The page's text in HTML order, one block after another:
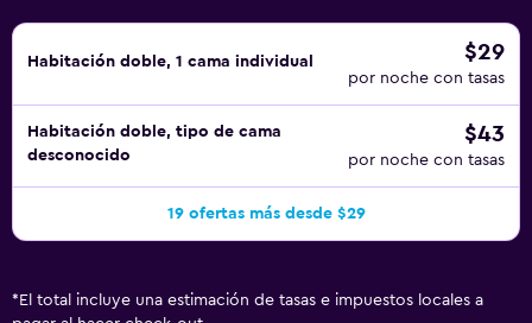
Habitación doble, 1 cama individual $29
por noche con tasas
Habitación doble, tipo de cama
desconocido
$43
por noche con tasas
19 ofertas más desde $29
* El total incluye una estimación de tasas e impuestos locales a